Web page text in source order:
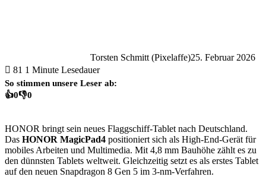
Torsten Schmitt (Pixelaffe)25. Februar 2026
81 1 Minute Lesedauer
So stimmen unsere Leser ab:
👍0👎0
HONOR bringt sein neues Flaggschiff-Tablet nach Deutschland.
Das HONOR MagicPad4 positioniert sich als High-End-Gerät für
mobiles Arbeiten und Multimedia. Mit 4,8 mm Bauhöhe zählt es zu
den dünnsten Tablets weltweit. Gleichzeitig setzt es als erstes Tablet
auf den neuen Snapdragon 8 Gen 5 im 3-nm-Verfahren.